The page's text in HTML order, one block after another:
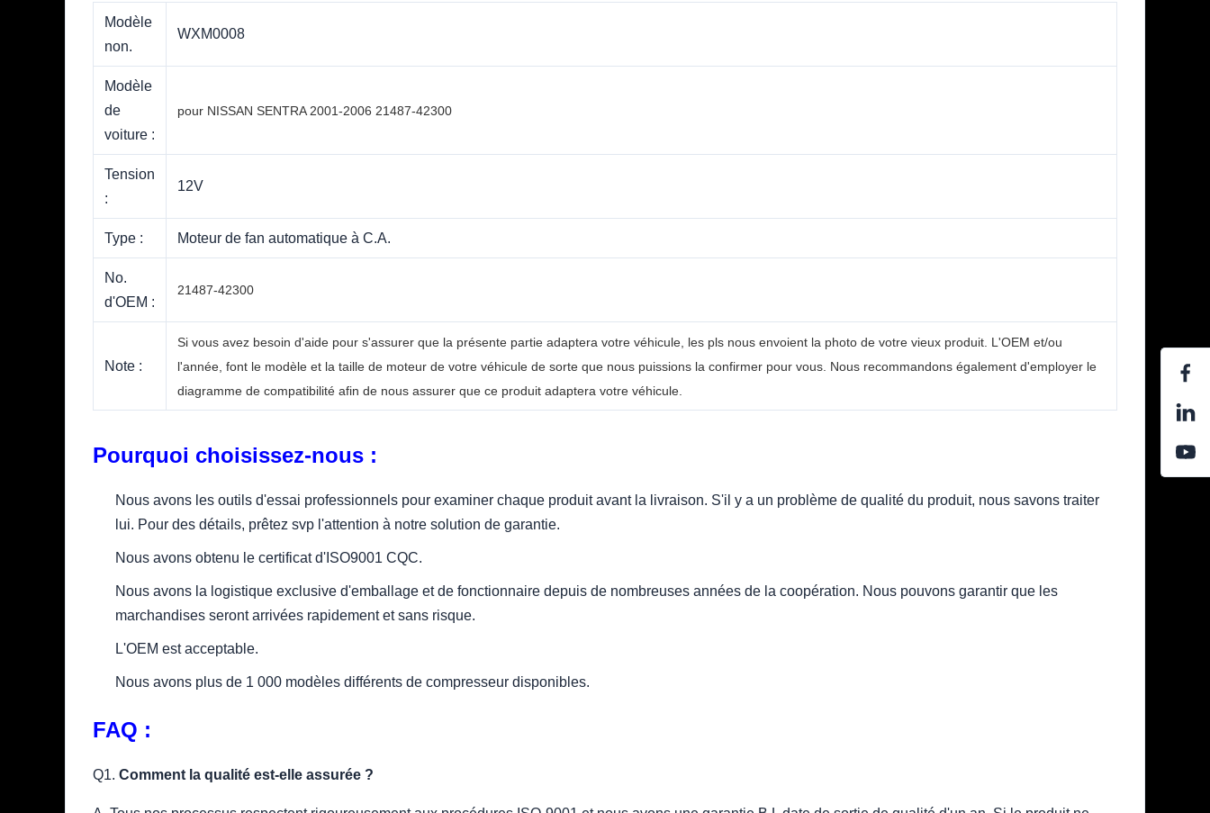
Modèle
non.
WXM0008
Modèle
de
voiture :
pour NISSAN SENTRA 2001-2006 21487-42300
Tension
:
12V
Type : Moteur de fan automatique à C.A.
No.
d'OEM :
21487-42300
Note :
Si vous avez besoin d'aide pour s'assurer que la présente partie adaptera votre véhicule, les pls nous envoient la photo de votre vieux produit. L'OEM et/ou
l'année, font le modèle et la taille de moteur de votre véhicule de sorte que nous puissions la confirmer pour vous. Nous recommandons également d'employer le
diagramme de compatibilité afin de nous assurer que ce produit adaptera votre véhicule.
Pourquoi choisissez-nous :
Nous avons les outils d'essai professionnels pour examiner chaque produit avant la livraison. S'il y a un problème de qualité du produit, nous savons traiter
lui. Pour des détails, prêtez svp l'attention à notre solution de garantie.
Nous avons obtenu le certificat d'ISO9001 CQC.
Nous avons la logistique exclusive d'emballage et de fonctionnaire depuis de nombreuses années de la coopération. Nous pouvons garantir que les
marchandises seront arrivées rapidement et sans risque.
L'OEM est acceptable.
Nous avons plus de 1 000 modèles différents de compresseur disponibles.
FAQ :
Q1. Comment la qualité est-elle assurée ?